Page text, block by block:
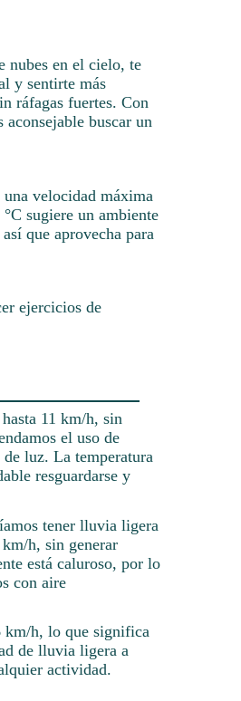
nubes en el cielo, te
y sentirte más
ráfagas fuertes. Con
buscar un
velocidad máxima
sugiere un ambiente
que aprovecha para
ejercicios de
11 km/h, sin
el uso de
luz. La temperatura
resguardarse y
tener lluvia ligera
h, sin generar
está caluroso, por lo
con aire
km/h, lo que significa
de lluvia ligera a
actividad.